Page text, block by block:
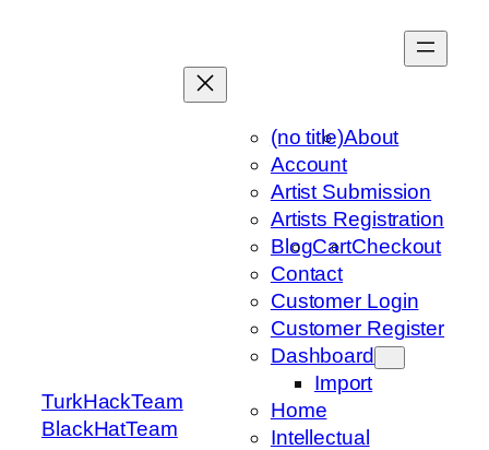
TurkHackTeam
BlackHatTeam
(no title)About
Account
Artist Submission
Artists Registration
BlogCartCheckout
Contact
Customer Login
Customer Register
Dashboard
Import
Home
Intellectual